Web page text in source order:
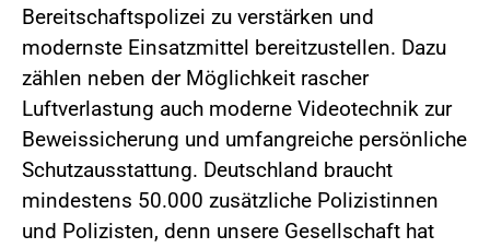
Bereitschaftspolizei zu verstärken und
modernste Einsatzmittel bereitzustellen. Dazu
zählen neben der Möglichkeit rascher
Luftverlastung auch moderne Videotechnik zur
Beweissicherung und umfangreiche persönliche
Schutzausstattung. Deutschland braucht
mindestens 50.000 zusätzliche Polizistinnen
und Polizisten, denn unsere Gesellschaft hat